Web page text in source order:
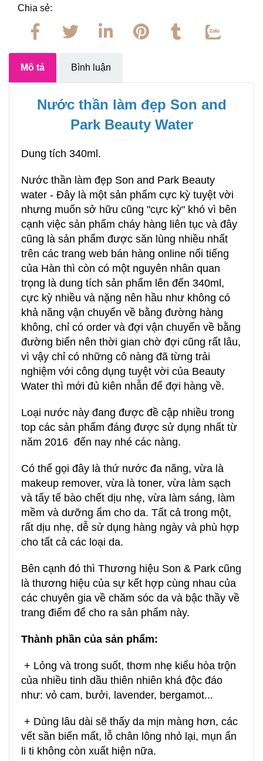
Chia sẻ:
Mô tả Bình luận
Nước thần làm đẹp Son and
Park Beauty Water
Dung tích 340ml.
Nước thần làm đẹp Son and Park Beauty
water - Đây là một sản phẩm cực kỳ tuyệt vời
nhưng muốn sở hữu cũng "cực kỳ" khó vì bên
cạnh việc sản phẩm cháy hàng liên tục và đây
cũng là sản phẩm được săn lùng nhiều nhất
trên các trang web bán hàng online nổi tiếng
của Hàn thì còn có một nguyên nhân quan
trọng là dung tích sản phẩm lên đến 340ml,
cực kỳ nhiều và nặng nên hầu như không có
khả năng vận chuyển về bằng đường hàng
không, chỉ có order và đợi vận chuyển về bằng
đường biển nên thời gian chờ đợi cũng rất lâu,
vì vậy chỉ có những cô nàng đã từng trải
nghiệm với công dụng tuyệt vời của Beauty
Water thì mới đủ kiên nhẫn để đợi hàng về.
Loại nước này đang được đề cập nhiều trong
top các sản phẩm đáng được sử dụng nhất từ
năm 2016 đến nay nhé các nàng.
Có thể gọi đây là thứ nước đa năng, vừa là
makeup remover, vừa là toner, vừa làm sạch
và tẩy tế bào chết dịu nhẹ, vừa làm sáng, làm
mềm và dưỡng ẩm cho da. Tất cả trong một,
rất dịu nhẹ, dễ sử dụng hàng ngày và phù hợp
cho tất cả các loại da.
Bên cạnh đó thì Thương hiệu Son & Park cũng
là thương hiệu của sự kết hợp cùng nhau của
các chuyên gia về chăm sóc da và bậc thầy về
trang điểm để cho ra sản phẩm này.
Thành phần của sản phẩm:
+ Lỏng và trong suốt, thơm nhẹ kiểu hòa trộn
của nhiều tinh dầu thiên nhiên khá độc đáo
như: vỏ cam, bưởi, lavender, bergamot...
+ Dùng lâu dài sẽ thấy da mịn màng hơn, các
vết sần biến mất, lỗ chân lông nhỏ lại, mụn ẩn
li ti không còn xuất hiện nữa.